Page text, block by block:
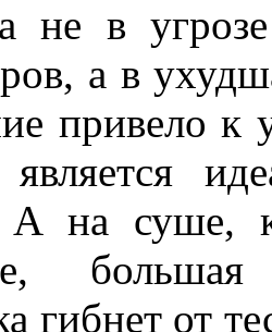
не в
а в
привело к
на суше,
большая
гибнет от